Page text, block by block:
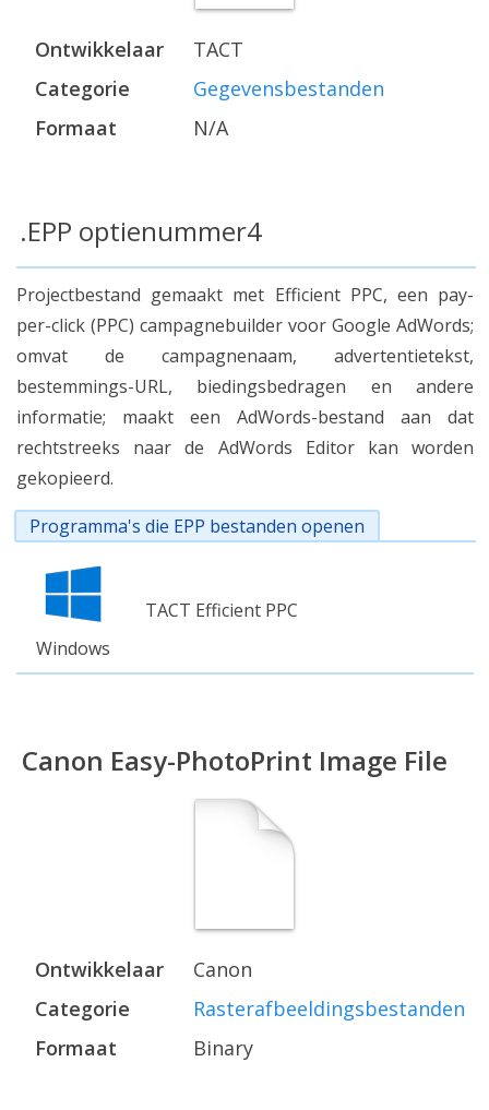
Ontwikkelaar
TACT
Categorie
Gegevensbestanden
Formaat
N/A
.EPP optienummer4
Projectbestand gemaakt met Efficient PPC, een pay-
per-click (PPC) campagnebuilder voor Google AdWords;
omvat de campagnenaam, advertentietekst,
bestemmings-URL, biedingsbedragen en andere
informatie; maakt een AdWords-bestand aan dat
rechtstreeks naar de AdWords Editor kan worden
gekopieerd.
Programma's die EPP bestanden openen
Windows
TACT Efficient PPC
Canon Easy-PhotoPrint Image File
Ontwikkelaar
Canon
Categorie
Rasterafbeeldingsbestanden
Formaat
Binary